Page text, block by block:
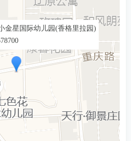
金星国际幼儿园(香格里拉园)